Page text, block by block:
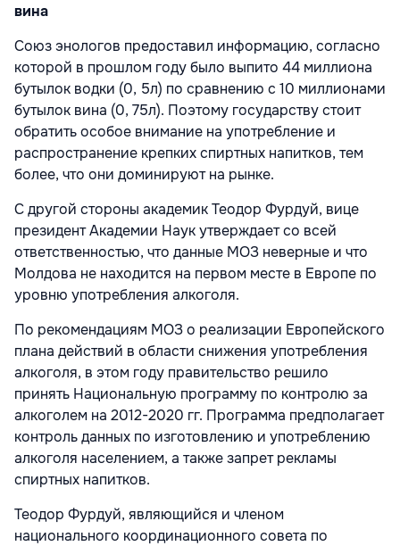
вина
Союз энологов предоставил информацию, согласно
которой в прошлом году было выпито 44 миллиона
бутылок водки (0, 5л) по сравнению с 10 миллионами
бутылок вина (0, 75л). Поэтому государству стоит
обратить особое внимание на употребление и
распространение крепких спиртных напитков, тем
более, что они доминируют на рынке.
С другой стороны академик Теодор Фурдуй, вице
президент Академии Наук утверждает со всей
ответственностью, что данные МОЗ неверные и что
Молдова не находится на первом месте в Европе по
уровню употребления алкоголя.
По рекомендациям МОЗ о реализации Европейского
плана действий в области снижения употребления
алкоголя, в этом году правительство решило
принять Национальную программу по контролю за
алкоголем на 2012-2020 гг. Программа предполагает
контроль данных по изготовлению и употреблению
алкоголя населением, а также запрет рекламы
спиртных напитков.
Теодор Фурдуй, являющийся и членом
национального координационного совета по